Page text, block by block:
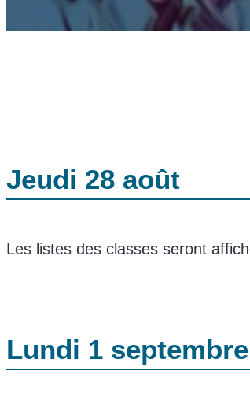
Jeudi 28 août
Les listes des classes seront
Lundi 1 septembre